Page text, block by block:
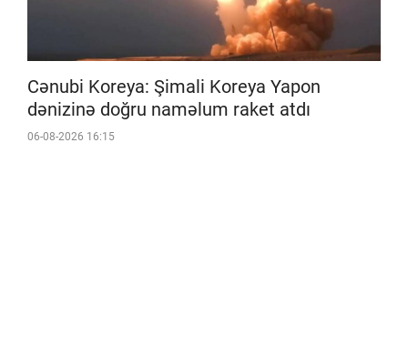
Cənubi Koreya: Şimali Koreya Yapon
dənizinə doğru naməlum raket atdı
06-08-2026 16:15